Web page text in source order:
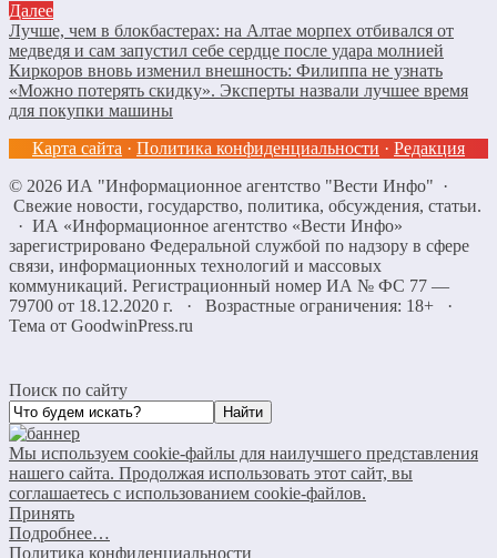
Далее
Лучше, чем в блокбастерах: на Алтае морпех отбивался от
медведя и сам запустил себе сердце после удара молнией
Киркоров вновь изменил внешность: Филиппа не узнать
«Можно потерять скидку». Эксперты назвали лучшее время
для покупки машины
Карта сайта · Политика конфиденциальности · Редакция
© 2026 ИА "Информационное агентство "Вести Инфо" ·
Свежие новости, государство, политика, обсуждения, статьи.
· ИА «Информационное агентство «Вести Инфо»
зарегистрировано Федеральной службой по надзору в сфере
связи, информационных технологий и массовых
коммуникаций. Регистрационный номер ИА № ФС 77 —
79700 от 18.12.2020 г. · Возрастные ограничения: 18+
·
Тема от GoodwinPress.ru
Поиск по сайту
Мы используем cookie-файлы для наилучшего представления
нашего сайта. Продолжая использовать этот сайт, вы
соглашаетесь с использованием cookie-файлов.
Принять
Подробнее…
Политика конфиденциальности